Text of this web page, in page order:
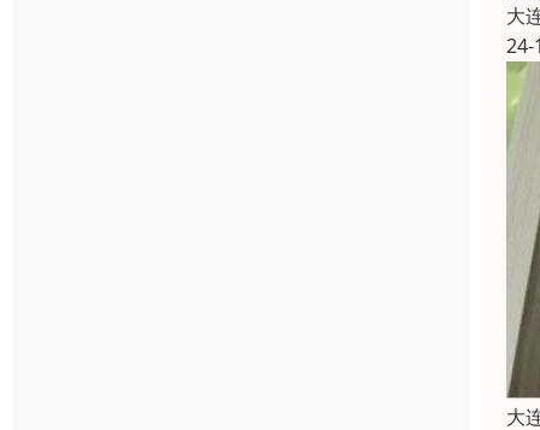
大
24-
大